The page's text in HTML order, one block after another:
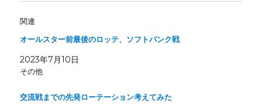
関連
オールスター前最後のロッテ、ソフトバンク戦
2023年7月10日
その他
交流戦までの先発ローテーション考えてみた